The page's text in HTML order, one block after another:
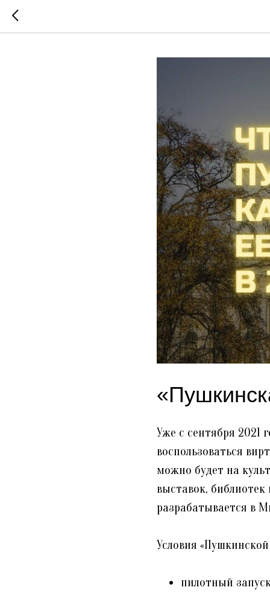
Уже с сентября 2021
воспользоваться
можно будет на
выставок,
разрабатывается в
Условия
пилотный